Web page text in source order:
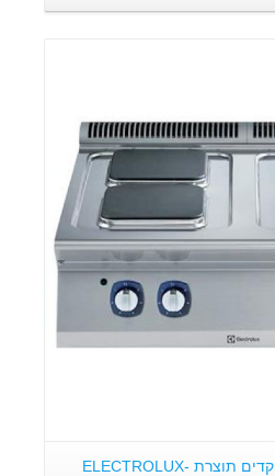
פרטים:
כיריים חשמליים 4 מוקדים תוצרת ELECTROLUX-